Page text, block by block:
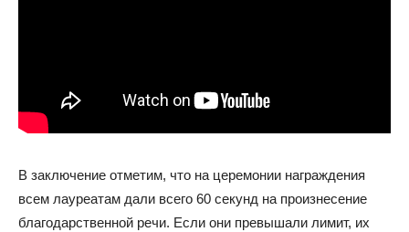
В заключение отметим, что на церемонии награждения
всем лауреатам дали всего 60 секунд на произнесение
благодарственной речи. Если они превышали лимит, их